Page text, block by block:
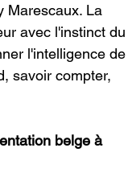
Marescaux. La
avec l'instinct du
l'intelligence de
savoir compter,
belge à